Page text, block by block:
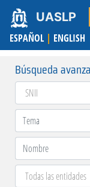
UASLP
ESPAÑOL | ENGLISH
Búsqueda